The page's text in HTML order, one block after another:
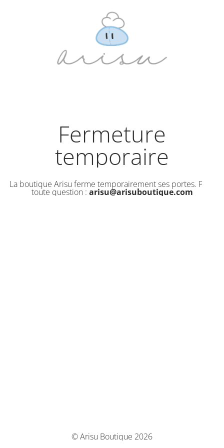
Fermeture
temporaire
La boutique Arisu ferme temporairement ses portes. Pour
toute question : arisu@arisuboutique.com
© Arisu Boutique 2026